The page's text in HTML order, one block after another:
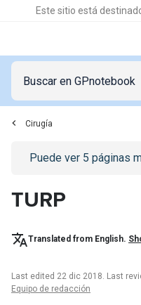
Este sitio está
Cirugía
Go to/iniciar-sesion
Puede ver 5 páginas
TURP
Translated from English.
Last edited 22 dic 2018. Last
Equipo de redacción